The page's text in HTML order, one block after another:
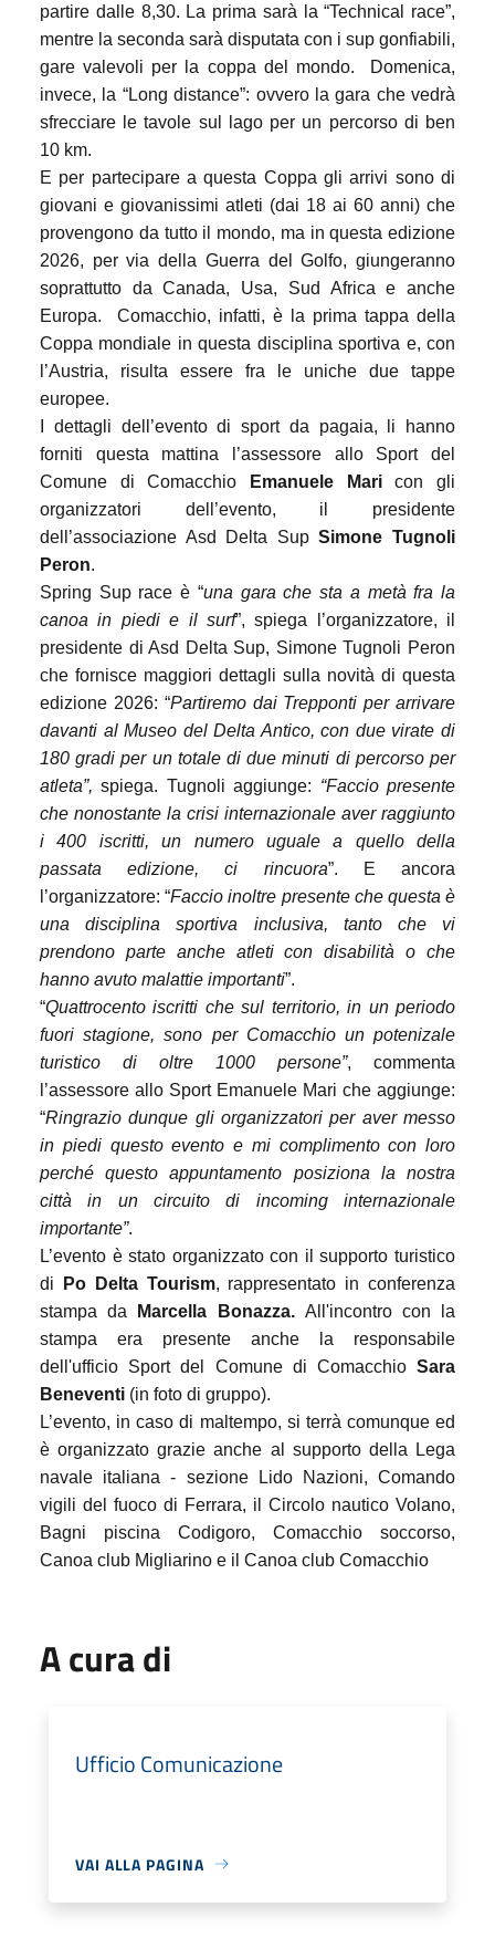
partire dalle 8,30. La prima sarà la “Technical race”,
mentre la seconda sarà disputata con i sup gonfiabili,
gare valevoli per la coppa del mondo.
Domenica,
invece, la “Long distance”: ovvero la gara che vedrà
sfrecciare le tavole sul lago per un percorso di ben
10 km.
E per partecipare a questa Coppa gli arrivi sono di
giovani e giovanissimi atleti (dai 18 ai 60 anni) che
provengono da tutto il mondo, ma in questa edizione
2026, per via della Guerra del Golfo, giungeranno
soprattutto da Canada, Usa, Sud Africa e anche
Europa.
Comacchio, infatti, è la prima tappa della
Coppa mondiale in questa disciplina sportiva e, con
l’Austria, risulta essere fra le uniche due tappe
europee.
I dettagli dell’evento di sport da pagaia, li hanno
forniti questa mattina l’assessore allo Sport del
Comune di Comacchio Emanuele Maricon gli
organizzatori dell’evento, il presidente
dell’associazione Asd Delta SupSimone Tugnoli
Peron.
Spring Sup race è “una gara che sta a metà fra la
canoa in piedi e il surf”, spiega l’organizzatore, il
presidente di Asd Delta Sup, Simone Tugnoli Peron
che fornisce maggiori dettagli sulla novità di questa
edizione 2026: “Partiremo dai Trepponti per arrivare
davanti al Museo del Delta Antico, con due virate di
180 gradi per un totale di due minuti di percorso per
atleta”,spiega. Tugnoli aggiunge: “Faccio presente
che nonostante la crisi internazionale aver raggiunto
i 400 iscritti, un numero uguale a quello della
passata edizione, ci rincuora”. E ancora
l’organizzatore: “Faccio inoltre presente che questa è
una disciplina sportiva inclusiva, tanto che vi
prendono parte anche atleti con disabilità o che
hanno avuto malattie importanti”.
“Quattrocento iscritti che sul territorio, in un periodo
fuori stagione, sono per Comacchio un potenizale
turistico di oltre 1000 persone”, commenta
l’assessore allo Sport Emanuele Mari che aggiunge:
“Ringrazio dunque gli organizzatori per aver messo
in piedi questo evento e mi complimento con loro
perché questo appuntamento posiziona la nostra
città in un circuito di incoming internazionale
importante”.
L’evento è stato organizzato con il supporto turistico
di
Po Delta Tourism, rappresentato in conferenza
stampa da
Marcella Bonazza. All'incontro con la
stampa era presente anche la responsabile
dell'ufficio Sport del Comune di Comacchio Sara
Beneventi (in foto di gruppo).
L’evento, in caso di maltempo, si terrà comunque ed
è organizzato grazie anche al supporto della Lega
navale italiana - sezione Lido Nazioni, Comando
vigili del fuoco di Ferrara, il Circolo nautico Volano,
⁠Bagni piscina Codigoro, Comacchio soccorso,
⁠Canoa club Migliarino e il Canoa club Comacchio
A cura di
Ufficio Comunicazione
VAI ALLA PAGINA